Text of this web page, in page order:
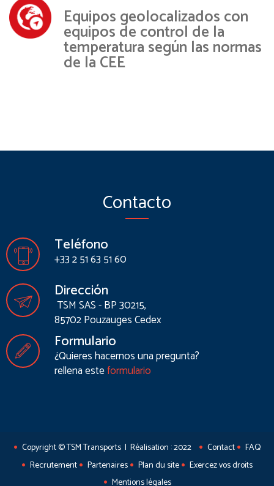
Equipos geolocalizados con
equipos de control de la
temperatura según las normas
de la CEE
Contacto
Teléfono
+33 2 51 63 51 60
Dirección
TSM SAS - BP 30215,
85702 Pouzauges Cedex
Formulario
¿Quieres hacernos una pregunta?
rellena esteformulario
Copyright © TSM Transports | Réalisation : 2022 Contact
FAQ
Recrutement
Partenaires Plan du site
Exercez vos droits
Mentions légales